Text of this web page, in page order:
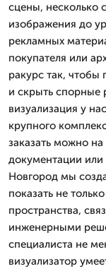
сцены, несколько
изображения до
рекламных
покупателя или
ракурс так, чтобы
и скрыть спорные
визуализация у
крупного
заказать можно
документации
Новгород мы
показать не
пространства,
инженерными
специалиста не
визуализатор